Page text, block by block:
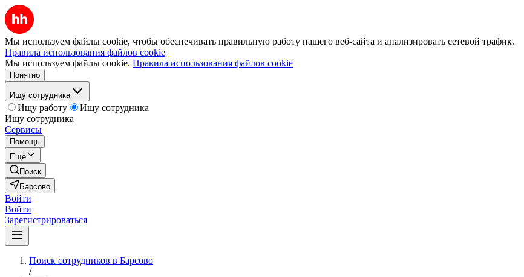
Мы используем файлы cookie, чтобы обеспечивать правильную работу нашего веб-сайта и анализировать сетевой трафик.
Правила использования файлов cookie
Мы используем файлы cookie. Правила использования файлов cookie
Понятно
Ищу сотрудника
Ищу работу
Ищу сотрудника
Ищу сотрудника
Сервисы
Помощь
Ещё
Поиск
Барсово
Войти
Войти
Зарегистрироваться
Поиск сотрудников в Барсово
/